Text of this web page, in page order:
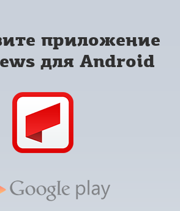
приложение
для Android